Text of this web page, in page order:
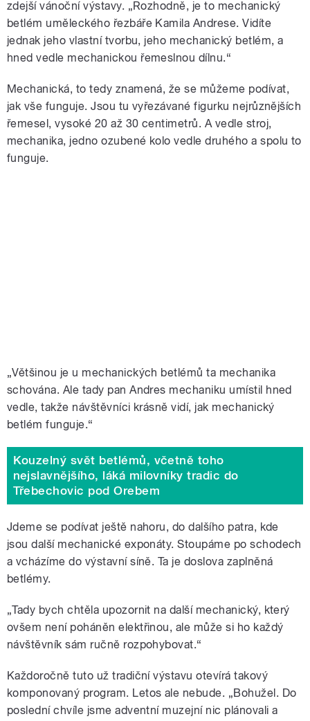
zdejší vánoční výstavy. „Rozhodně, je to mechanický
betlém uměleckého řezbáře Kamila Andrese. Vidíte
jednak jeho vlastní tvorbu, jeho mechanický betlém, a
hned vedle mechanickou řemeslnou dílnu.“
Mechanická, to tedy znamená, že se můžeme podívat,
jak vše funguje. Jsou tu vyřezávané figurku nejrůznějších
řemesel, vysoké 20 až 30 centimetrů. A vedle stroj,
mechanika, jedno ozubené kolo vedle druhého a spolu to
funguje.
„Většinou je u mechanických betlémů ta mechanika
schována. Ale tady pan Andres mechaniku umístil hned
vedle, takže návštěvníci krásně vidí, jak mechanický
betlém funguje.“
Kouzelný svět betlémů, včetně toho
nejslavnějšího, láká milovníky tradic do
Třebechovic pod Orebem
Jdeme se podívat ještě nahoru, do dalšího patra, kde
jsou další mechanické exponáty. Stoupáme po schodech
a vcházíme do výstavní síně. Ta je doslova zaplněná
betlémy.
„Tady bych chtěla upozornit na další mechanický, který
ovšem není poháněn elektřinou, ale může si ho každý
návštěvník sám ručně rozpohybovat.“
Každoročně tuto už tradiční výstavu otevírá takový
komponovaný program. Letos ale nebude. „Bohužel. Do
poslední chvíle jsme adventní muzejní nic plánovali a